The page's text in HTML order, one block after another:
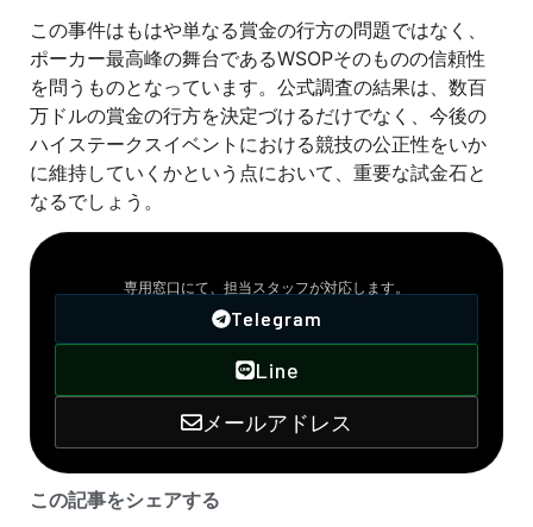
この事件はもはや単なる賞金の行方の問題ではなく、
ポーカー最高峰の舞台であるWSOPそのものの信頼性
を問うものとなっています。公式調査の結果は、数百
万ドルの賞金の行方を決定づけるだけでなく、今後の
ハイステークスイベントにおける競技の公正性をいか
に維持していくかという点において、重要な試金石と
なるでしょう。
専用窓口にて、担当スタッフが対応します。
Telegram
Line
メールアドレス
この記事をシェアする